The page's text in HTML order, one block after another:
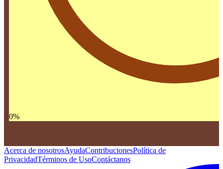
0%
Acerca de nosotrosAyudaContribucionesPolítica de
PrivacidadTérminos de UsoContáctanos